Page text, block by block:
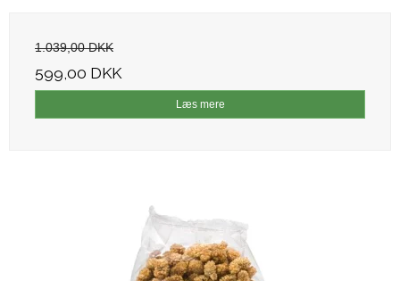
1.039,00 DKK
599,00 DKK
Læs mere